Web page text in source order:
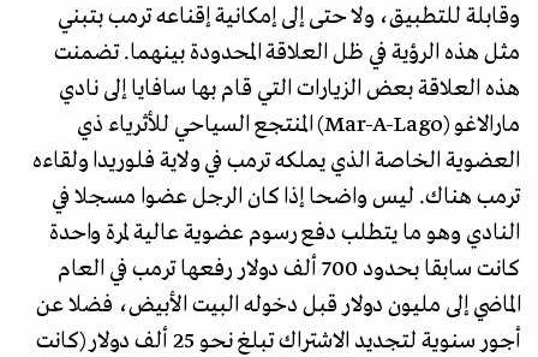
وقابلة للتطبيق، ولا حتى إلى إمكانية إقناعه ترمب بتبني
مثل هذه الرؤية في ظل العلاقة المحدودة بينهما. تضمنت
هذه العلاقة بعض الزيارات التي قام بها سافايا إلى نادي
مارالاغو (Mar-A-Lago) المنتجع السياحي للأثرياء ذي
العضوية الخاصة الذي يملكه ترمب في ولاية فلوريدا ولقاءه
ترمب هناك. ليس واضحا إذا كان الرجل عضوا مسجلا في
النادي وهو ما يتطلب دفع رسوم عضوية عالية لمرة واحدة
كانت سابقا بحدود 700 ألف دولار رفعها ترمب في العام
الماضي إلى مليون دولار قبل دخوله البيت الأبيض، فضلا عن
أجور سنوية لتجديد الاشتراك تبلغ نحو 25 ألف دولار (كانت